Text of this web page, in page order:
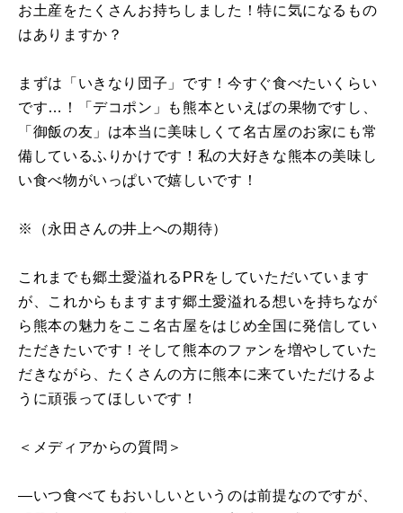
お土産をたくさんお持ちしました！特に気になるもの
はありますか？
まずは「いきなり団子」です！今すぐ食べたいくらい
です…！「デコポン」も熊本といえばの果物ですし、
「御飯の友」は本当に美味しくて名古屋のお家にも常
備しているふりかけです！私の大好きな熊本の美味し
い食べ物がいっぱいで嬉しいです！
※（永田さんの井上への期待）
これまでも郷土愛溢れるPRをしていただいています
が、これからもますます郷土愛溢れる想いを持ちなが
ら熊本の魅力をここ名古屋をはじめ全国に発信してい
ただきたいです！そして熊本のファンを増やしていた
だきながら、たくさんの方に熊本に来ていただけるよ
うに頑張ってほしいです！
＜メディアからの質問＞
―いつ食べてもおいしいというのは前提なのですが、